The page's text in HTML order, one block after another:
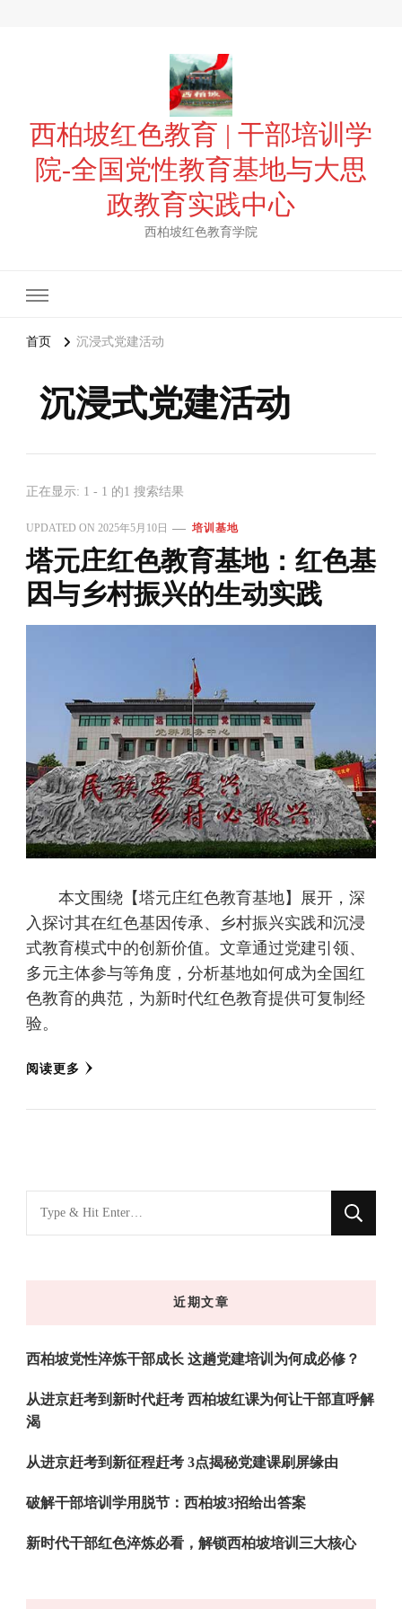
西柏坡红色教育 | 干部培训学
院-全国党性教育基地与大思
政教育实践中心
西柏坡红色教育学院
首页 沉浸式党建活动
沉浸式党建活动
正在显示: 1 - 1 的1 搜索结果
UPDATED ON 2025年5月10日 培训基地
塔元庄红色教育基地：红色基
因与乡村振兴的生动实践
本文围绕【塔元庄红色教育基地】展开，深
入探讨其在红色基因传承、乡村振兴实践和沉浸
式教育模式中的创新价值。文章通过党建引领、
多元主体参与等角度，分析基地如何成为全国红
色教育的典范，为新时代红色教育提供可复制经
验。
阅读更多
什
近期文章
西柏坡党性淬炼干部成长 这趟党建培训为何成必修？
从进京赶考到新时代赶考 西柏坡红课为何让干部直呼解
渴
从进京赶考到新征程赶考 3点揭秘党建课刷屏缘由
破解干部培训学用脱节：西柏坡3招给出答案
新时代干部红色淬炼必看，解锁西柏坡培训三大核心